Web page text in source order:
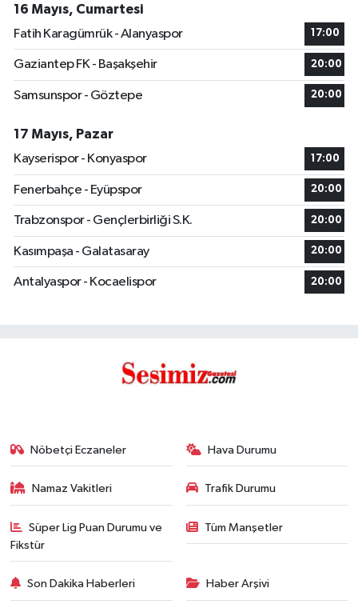
16 Mayıs, Cumartesi
Fatih Karagümrük - Alanyaspor
17:00
Gaziantep FK - Başakşehir 20:00
Samsunspor - Göztepe 20:00
17 Mayıs, Pazar
Kayserispor - Konyaspor
17:00
Fenerbahçe - Eyüpspor 20:00
Trabzonspor - Gençlerbirliği S.K. 20:00
Kasımpaşa - Galatasaray 20:00
Antalyaspor - Kocaelispor 20:00
Nöbetçi Eczaneler Hava Durumu
Namaz Vakitleri Trafik Durumu
Süper Lig Puan Durumu ve
Fikstür
Tüm Manşetler
Son Dakika Haberleri Haber Arşivi